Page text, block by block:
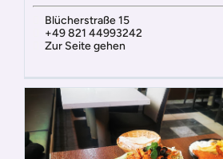
Blücherstraße 15
+49 821 44993242
Zur Seite gehen